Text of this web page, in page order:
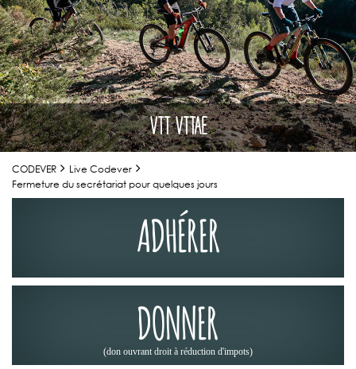
VTT VTTAE
CODEVER
Live Codever
Fermeture du secrétariat pour quelques jours
ADHÉRER
DONNER
(don ouvrant droit à réduction d'impots)